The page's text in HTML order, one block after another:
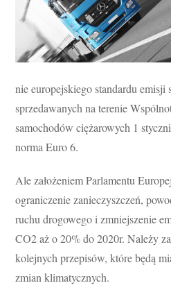
nie europejskiego standardu
sprzedawanych na terenie
samochodów ciężarowych 1
norma Euro 6.
Ale założeniem Parlamentu
ograniczenie zanieczyszczeń,
ruchu drogowego i zmniejszenie
CO2 aż o 20% do 2020r. Należy
kolejnych przepisów, które będą
zmian klimatycznych.